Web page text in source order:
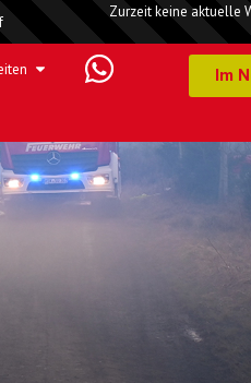
Zurzeit keine aktuelle
Im